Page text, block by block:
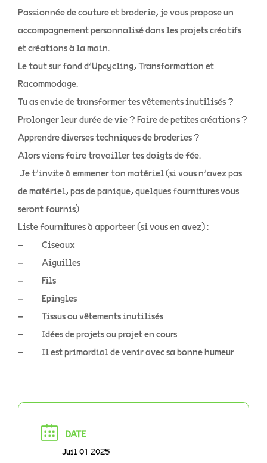
Passionnée de couture et broderie, je vous propose un
accompagnement personnalisé dans les projets créatifs
et créations à la main.
Le tout sur fond d’Upcycling, Transformation et
Racommodage.
Tu as envie de transformer tes vêtements inutilisés ?
Prolonger leur durée de vie ? Faire de petites créations ?
Apprendre diverses techniques de broderies ?
Alors viens faire travailler tes doigts de fée.
Je t’invite à emmener ton matériel (si vous n’avez pas
de matériel, pas de panique, quelques fournitures vous
seront fournis)
Liste fournitures à apporteer (si vous en avez) :
– Ciseaux
– Aiguilles
– Fils
– Epingles
– Tissus ou vêtements inutilisés
– Idées de projets ou projet en cours
– Il est primordial de venir avec sa bonne humeur
DATE
Juil 01 2025